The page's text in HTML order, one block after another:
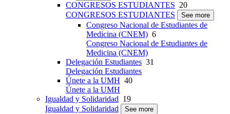
CONGRESOS ESTUDIANTES 20
CONGRESOS ESTUDIANTES
See more
Congreso Nacional de Estudiantes de
Medicina (CNEM) 6
Congreso Nacional de Estudiantes de
Medicina (CNEM)
Delegación Estudiantes 31
Delegación Estudiantes
Únete a la UMH 40
Únete a la UMH
Igualdad y Solidaridad 19
Igualdad y Solidaridad
See more